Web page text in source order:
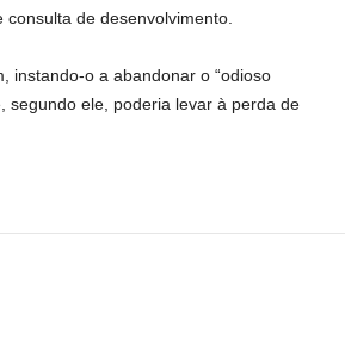
de desenvolvimento.
instando-o a abandonar o “odioso
segundo ele, poderia levar à perda de